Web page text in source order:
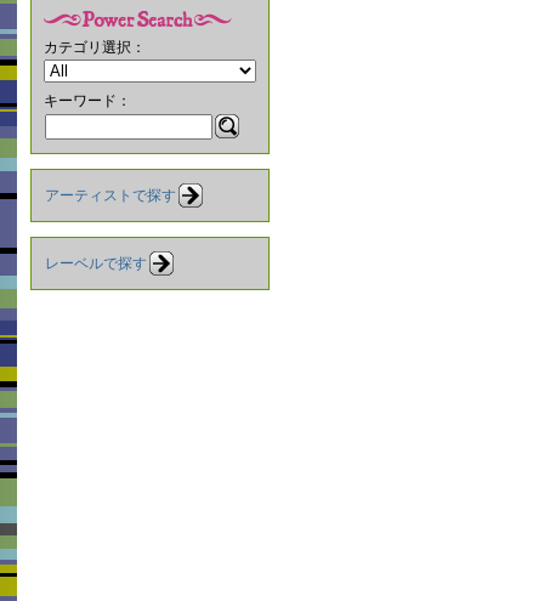
カテゴリ選択：
キーワード：
アーティストで探す
レーベルで探す